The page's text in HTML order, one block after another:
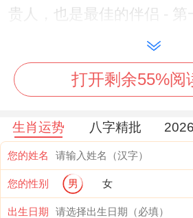
贵人，也是最佳的伴侣 -
对方很有感觉~随着沟通交
情升温速度快、即便没有
两个人也会感到很满足。
常言说到，狗遇兔就能富
的人组合 - 是一对温柔体贴
侣。属兔的人性格温与、善
好地理解跟支持属狗的人的
打开剩余55%阅
生肖运势 八字精批
您的姓名
您的性别 男 女
出生日期